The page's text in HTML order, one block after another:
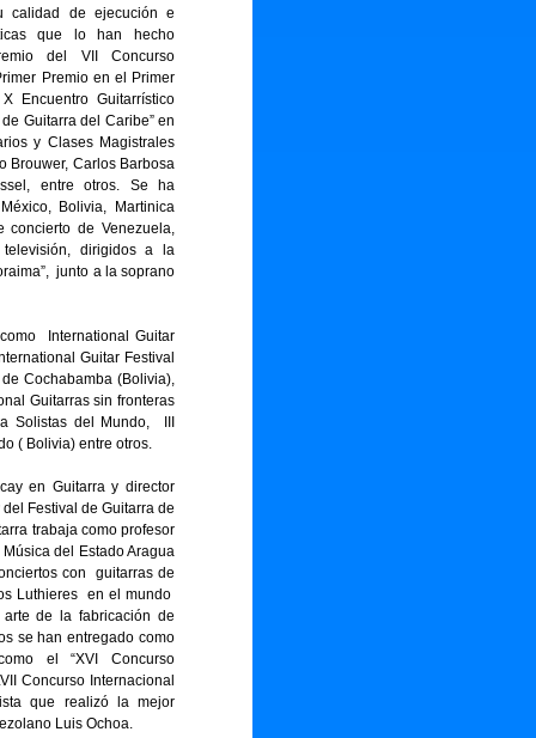
calidad de ejecución e
que lo han hecho
del VII Concurso
Premio en el Primer
Encuentro Guitarrístico
Guitarra del Caribe” en
y Clases Magistrales
Brouwer, Carlos Barbosa
entre otros. Se ha
Bolivia, Martinica
concierto de Venezuela,
dirigidos a la
junto a la soprano
International Guitar
Guitar Festival
Cochabamba (Bolivia),
Guitarras sin fronteras
Solistas del Mundo, III
( Bolivia) entre otros.
en Guitarra y director
Festival de Guitarra de
trabaja como profesor
del Estado Aragua
con guitarras de
Luthieres en el mundo
de la fabricación de
se han entregado como
el “XVI Concurso
Concurso Internacional
que realizó la mejor
Luis Ochoa.